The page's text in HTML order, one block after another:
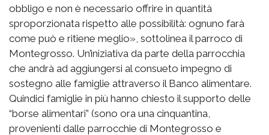
obbligo e non è necessario offrire in quantità
sproporzionata rispetto alle possibilità: ognuno farà
come può e ritiene meglio», sottolinea il parroco di
Montegrosso. Un’iniziativa da parte della parrocchia
che andrà ad aggiungersi al consueto impegno di
sostegno alle famiglie attraverso il Banco alimentare.
Quindici famiglie in più hanno chiesto il supporto delle
“borse alimentari” (sono ora una cinquantina,
provenienti dalle parrocchie di Montegrosso e